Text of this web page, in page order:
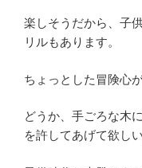
楽しそうだから、子
リルもあります。
ちょっとした冒険心
どうか、手ごろな木
を許してあげて欲しい